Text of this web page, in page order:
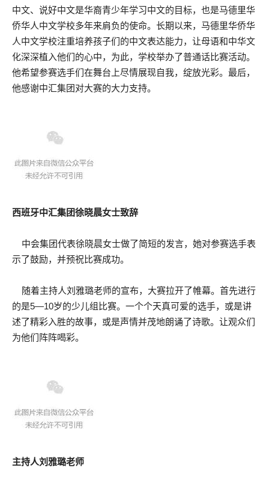
中文、说好中文是华裔青少年学习中文的目标，也是马德里华
侨华人中文学校多年来肩负的使命。长期以来，马德里华侨华
人中文学校注重培养孩子们的中文表达能力，让母语和中华文
化深深植入他们的心中，为此，学校举办了普通话比赛活动。
他希望参赛选手们在舞台上尽情展现自我，绽放光彩。最后，
他感谢中汇集团对大赛的大力支持。
西班牙中汇集团徐晓晨女士致辞
中会集团代表徐晓晨女士做了简短的发言，她对参赛选手表
示了鼓励，并预祝比赛成功。
随着主持人刘雅璐老师的宣布，大赛拉开了帷幕。首先进行
的是5—10岁的少儿组比赛。一个个天真可爱的选手，或是讲
述了精彩入胜的故事，或是声情并茂地朗诵了诗歌。让观众们
为他们阵阵喝彩。
主持人刘雅璐老师